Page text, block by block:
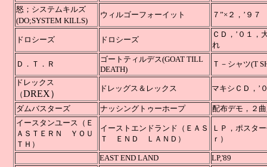
怒；システムキルズ
(DO;SYSTEM KILLS)
ウィルゴーフォーイット ７”×２，’９７
ドロシーズ ドロシーズ
ＣＤ
れ
Ｄ．Ｔ．Ｒ
ゴートティルデス(GOAT TILL
DEATH)
Ｔ－シャツ(T
ドレックス
（DREX）
ドレッグス＆レックス マキシＣＤ，’
ダムバスターズ ナッシングトゥーホープ
配布デモ
イースタンユース（Ｅ
ＡＳ ＴＥＲＮ ＹＯＵ
ＴＨ）
イーストエンドランド（ＥＡＳ
Ｔ ＥＮＤ ＬＡＮＤ）
ＬＰ，ポスタ
ｒ）
EAST END LAND